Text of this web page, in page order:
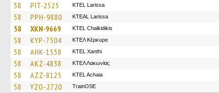
58 PIT-2525 KTEL Larissa
58 PPH-9880 KTEAL Larissa
58 XKN-9669 ΚΤΕL Chalkidikis
58 KYP-7504 ΚΤΕΛ Κέρκυρα
58 AHK-1558 KTEL Xanthi
58 AKZ-4838 ΚΤΕΛ Λακωνίας
58 AZZ-8125 KTEL Achaia
58 YZO-2720 TrainΟSE